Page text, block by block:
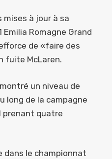
mises à jour à sa
Romagne Grand
de «faire des
fuite McLaren.
un niveau de
de la campagne
prenant quatre
dans le championnat